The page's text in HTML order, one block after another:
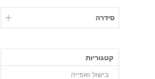
סידרה
קטגוריות
בישול ואפייה